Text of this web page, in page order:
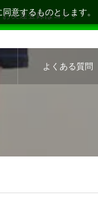
意するものとします。
お友達登録はコチラ
よくある質問